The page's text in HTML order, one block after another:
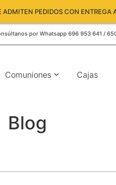
PEDIDOS CON ENTREGA
por Whatsapp 696 953 641 /
Comuniones Cajas
Blog